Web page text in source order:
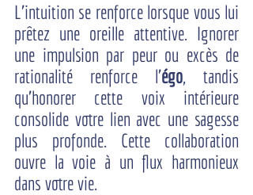
L’intuition se renforce lorsque vous lui
prêtez une oreille attentive. Ignorer
une impulsion par peur ou excès de
rationalité renforce l’égo, tandis
qu’honorer cette voix intérieure
consolide votre lien avec une sagesse
plus profonde. Cette collaboration
ouvre la voie à un flux harmonieux
dans votre vie.